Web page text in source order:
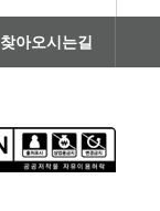
찾아오시는길